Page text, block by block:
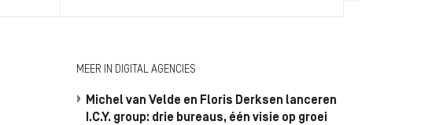
MEER IN DIGITAL AGENCIES
Michel van Velde en Floris Derksen lanceren
I.C.Y. group: drie bureaus, één visie op groei